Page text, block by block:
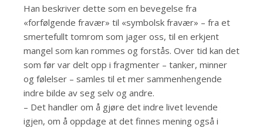
Han beskriver dette som en bevegelse fra
«forfølgende fravær» til «symbolsk fravær» – fra et
smertefullt tomrom som jager oss, til en erkjent
mangel som kan rommes og forstås. Over tid kan det
som før var delt opp i fragmenter – tanker, minner
og følelser – samles til et mer sammenhengende
indre bilde av seg selv og andre.
– Det handler om å gjøre det indre livet levende
igjen, om å oppdage at det finnes mening også i